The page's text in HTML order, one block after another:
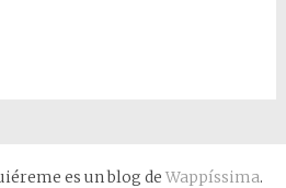
es un blog de Wappíssima.